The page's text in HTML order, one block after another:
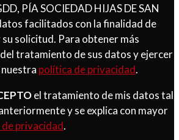
PÍA SOCIEDAD HIJAS DE SAN
facilitados con la finalidad de
solicitud. Para obtener más
tratamiento de sus datos y ejercer
política de privacidad.
el tratamiento de mis datos tal
y se explica con mayor
privacidad.